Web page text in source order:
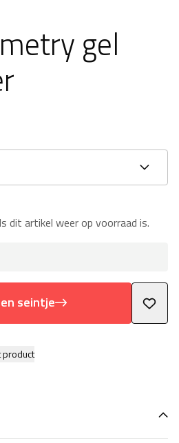
gel
dit artikel weer op voorraad is.
seintje
product